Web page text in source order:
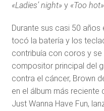
«Ladies’ night»y «Too hot»
Durante sus casi 50 años
tocó la batería y los
contribuía con coros y
compositor principal del
contra el cáncer, Brown
en el álbum más reciente
Just Wanna Have Fun,